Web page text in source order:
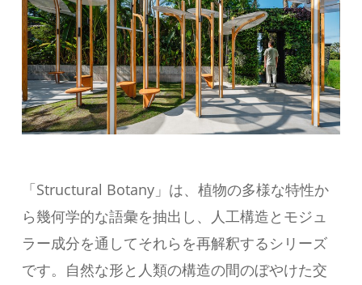
「Structural Botany」は、植物の多様な特性か
ら幾何学的な語彙を抽出し、人工構造とモジュ
ラー成分を通してそれらを再解釈するシリーズ
です。自然な形と人類の構造の間のぼやけた交